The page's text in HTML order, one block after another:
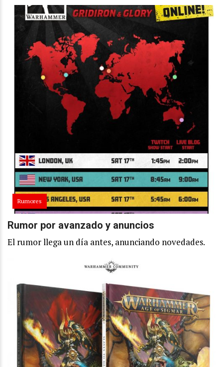
Rumores
Rumor por avanzado y anuncios
El rumor llega un día antes, anunciando novedades.